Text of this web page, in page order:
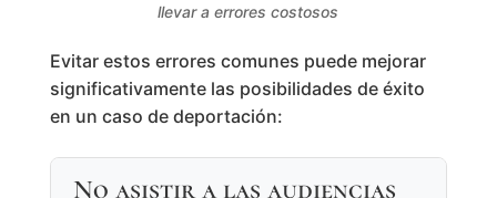
llevar a errores costosos
Evitar estos errores comunes puede mejorar
significativamente las posibilidades de éxito
en un caso de deportación:
No asistir a las audiencias